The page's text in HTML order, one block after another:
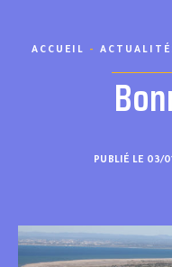
ACCUEIL -
PUBLIÉ LE 03/